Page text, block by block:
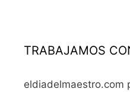
TRABAJAMOS
eldiadelmaestro.com